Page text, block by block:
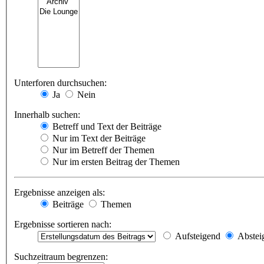
Unterforen durchsuchen:
Ja
Nein
Innerhalb suchen:
Betreff und Text der Beiträge
Nur im Text der Beiträge
Nur im Betreff der Themen
Nur im ersten Beitrag der Themen
Ergebnisse anzeigen als:
Beiträge
Themen
Ergebnisse sortieren nach:
Aufsteigend
Suchzeitraum begrenzen: